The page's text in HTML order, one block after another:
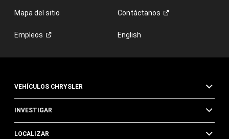
Mapa del sitio Contáctanos
Empleos English
VEHÍCULOS CHRYSLER
INVESTIGAR
LOCALIZAR